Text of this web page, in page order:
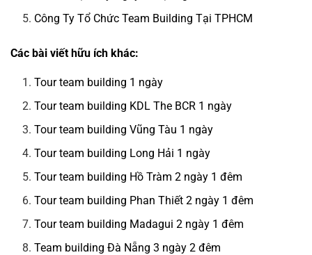
Công Ty Tổ Chức Team Building Tại TPHCM
Các bài viết hữu ích khác:
Tour team building 1 ngày
Tour team building KDL The BCR 1 ngày
Tour team building Vũng Tàu 1 ngày
Tour team building Long Hải 1 ngày
Tour team building Hồ Tràm 2 ngày 1 đêm
Tour team building Phan Thiết 2 ngày 1 đêm
Tour team building Madagui 2 ngày 1 đêm
Team building Đà Nẵng 3 ngày 2 đêm